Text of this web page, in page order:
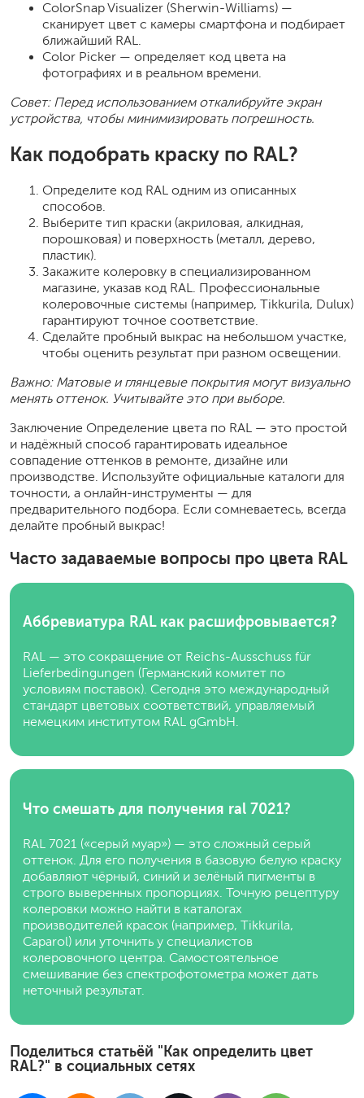
ColorSnap Visualizer (Sherwin-Williams) —
сканирует цвет с камеры смартфона и подбирает
ближайший RAL.
Color Picker — определяет код цвета на
фотографиях и в реальном времени.
Совет: Перед использованием откалибруйте экран
устройства, чтобы минимизировать погрешность.
Как подобрать краску по RAL?
Определите код RAL одним из описанных
способов.
Выберите тип краски (акриловая, алкидная,
порошковая) и поверхность (металл, дерево,
пластик).
Закажите колеровку в специализированном
магазине, указав код RAL. Профессиональные
колеровочные системы (например, Tikkurila, Dulux)
гарантируют точное соответствие.
Сделайте пробный выкрас на небольшом участке,
чтобы оценить результат при разном освещении.
Важно: Матовые и глянцевые покрытия могут визуально
менять оттенок. Учитывайте это при выборе.
Заключение Определение цвета по RAL — это простой
и надёжный способ гарантировать идеальное
совпадение оттенков в ремонте, дизайне или
производстве. Используйте официальные каталоги для
точности, а онлайн-инструменты — для
предварительного подбора. Если сомневаетесь, всегда
делайте пробный выкрас!
Часто задаваемые вопросы про цвета RAL
Аббревиатура RAL как расшифровывается?
RAL — это сокращение от Reichs-Ausschuss für
Lieferbedingungen (Германский комитет по
условиям поставок). Сегодня это международный
стандарт цветовых соответствий, управляемый
немецким институтом RAL gGmbH.
Что смешать для получения ral 7021?
RAL 7021 («серый муар») — это сложный серый
оттенок. Для его получения в базовую белую краску
добавляют чёрный, синий и зелёный пигменты в
строго выверенных пропорциях. Точную рецептуру
колеровки можно найти в каталогах
производителей красок (например, Tikkurila,
Caparol) или уточнить у специалистов
колеровочного центра. Самостоятельное
смешивание без спектрофотометра может дать
неточный результат.
Поделиться статьёй "Как определить цвет
RAL?" в социальных сетях